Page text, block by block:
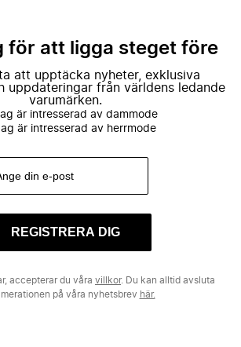
för att ligga steget före
att upptäcka nyheter, exklusiva
uppdateringar från världens ledande
varumärken.
är intresserad av dammode
är intresserad av herrmode
REGISTRERA DIG
accepterar du våra villkor. Du kan alltid avsluta
på våra nyhetsbrev här.